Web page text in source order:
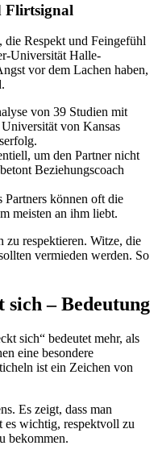
Flirtsignal
die Respekt und Feingefühl
Universität Halle-
vor dem Lachen haben,
von 39 Studien mit
von Kansas
um den Partner nicht
Beziehungscoach
Partners können oft die
meisten an ihm liebt.
zu respektieren. Witze, die
vermieden werden. So
sich – Bedeutung
sich“ bedeutet mehr, als
eine besondere
ist ein Zeichen von
Es zeigt, dass man
es wichtig, respektvoll zu
bekommen.